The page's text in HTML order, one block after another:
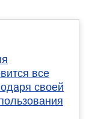
все
своей